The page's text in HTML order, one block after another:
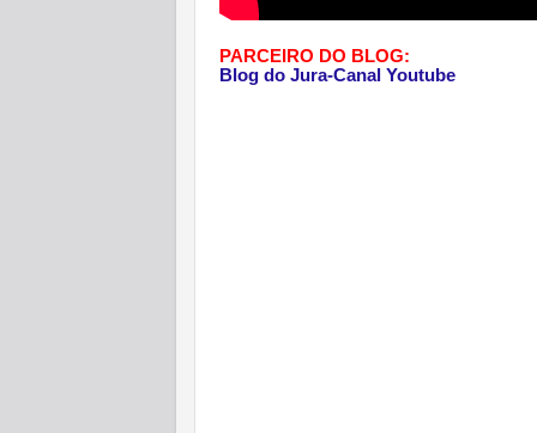
PARCEIRO DO BLOG:
Blog do Jura-Canal Youtube